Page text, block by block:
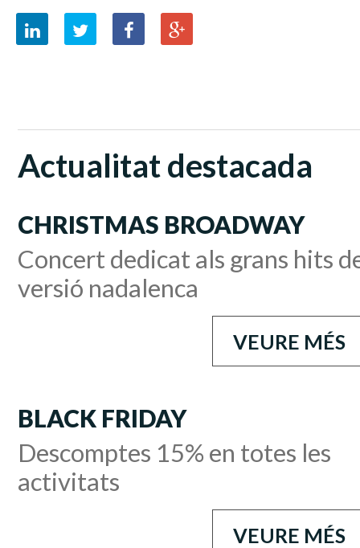
Actualitat destacada
CHRISTMAS BROADWAY
Concert dedicat als grans hits
versió nadalenca
VEURE MÉS
BLACK FRIDAY
Descomptes 15% en totes les
activitats
VEURE MÉS